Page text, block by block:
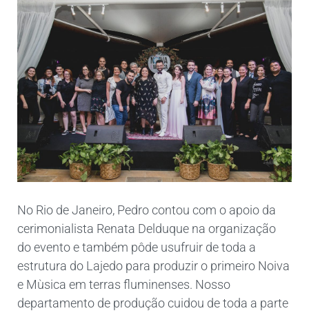
No Rio de Janeiro, Pedro contou com o apoio da
cerimonialista Renata Delduque na organização
do evento e também pôde usufruir de toda a
estrutura do Lajedo para produzir o primeiro Noiva
e Mùsica em terras fluminenses. Nosso
departamento de produção cuidou de toda a parte